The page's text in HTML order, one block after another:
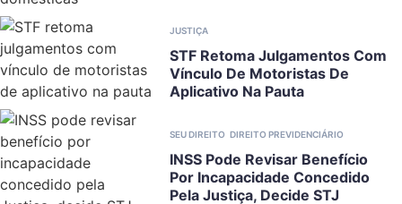
JUSTIÇA
STF Retoma Julgamentos Com
Vínculo De Motoristas De
Aplicativo Na Pauta
SEU DIREITO DIREITO PREVIDENCIÁRIO
INSS Pode Revisar Benefício
Por Incapacidade Concedido
Pela Justiça, Decide STJ